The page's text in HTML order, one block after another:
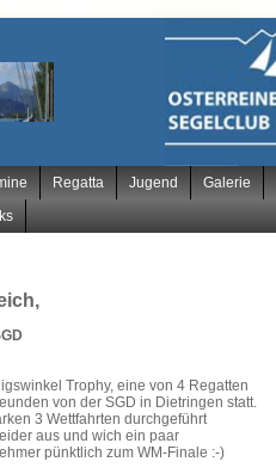
Regatta Jugend
Galerie
Trophy, eine von 4 Regatten
von der SGD in Dietringen statt.
3 Wettfahrten durchgeführt
aus und wich ein paar
pünktlich zum WM-Finale :-)